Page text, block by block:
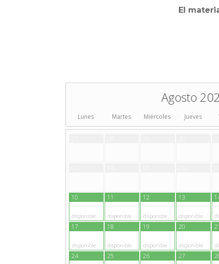
El
Agosto
Lunes Martes Miércoles Jueves
10
disponible
11
disponible
12
disponible
13
disponible
17
disponible
18
disponible
19
disponible
20
disponible
21
24 25 26 27